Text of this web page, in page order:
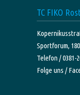
TC FIKO
Sportforum,
Telefon / 0381-
Folge uns /